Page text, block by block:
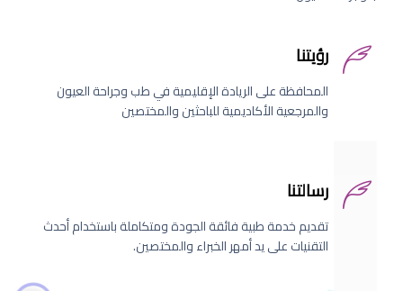
رؤيتنا
المحافظة على الريادة الإقليمية في طب وجراحة العيون
والمرجعية الأكاديمية للباحثين والمختصين
رسالتنا
تقديم خدمة طبية فائقة الجودة ومتكاملة باستخدام أحدث
التقنيات على يد أمهر الخبراء والمختصين.